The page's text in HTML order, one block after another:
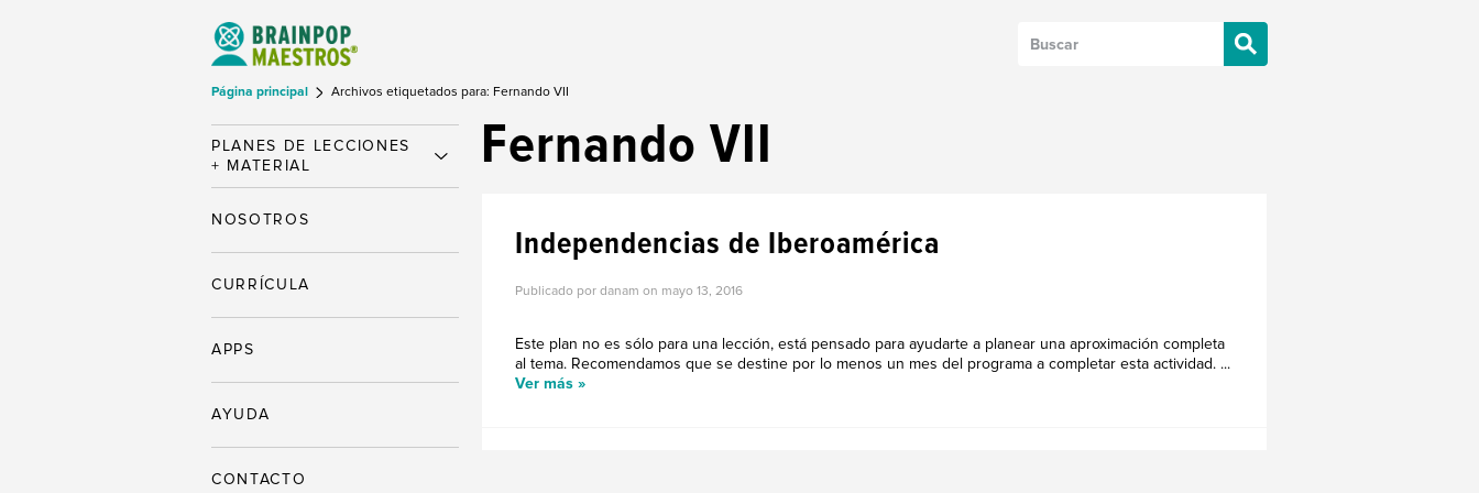
Página principal Archivos etiquetados para: Fernando VII
Fernando VII
Independencias de Iberoamérica
Publicado por danam on mayo 13, 2016
Este plan no es sólo para una lección, está pensado para ayudarte a planear una aproximación completa
al tema. Recomendamos que se destine por lo menos un mes del programa a completar esta actividad. ...
Ver más »
PLANES DE LECCIONES
+ MATERIAL
NOSOTROS
CURRÍCULA
APPS
AYUDA
CONTACTO